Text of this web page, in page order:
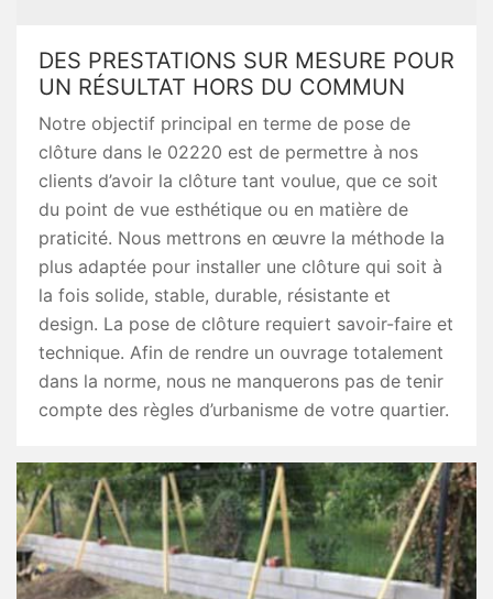
DES PRESTATIONS SUR MESURE POUR
UN RÉSULTAT HORS DU COMMUN
Notre objectif principal en terme de pose de
clôture dans le 02220 est de permettre à nos
clients d’avoir la clôture tant voulue, que ce soit
du point de vue esthétique ou en matière de
praticité. Nous mettrons en œuvre la méthode la
plus adaptée pour installer une clôture qui soit à
la fois solide, stable, durable, résistante et
design. La pose de clôture requiert savoir-faire et
technique. Afin de rendre un ouvrage totalement
dans la norme, nous ne manquerons pas de tenir
compte des règles d’urbanisme de votre quartier.